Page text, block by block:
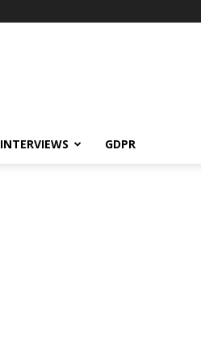
INTERVIEWS GDPR